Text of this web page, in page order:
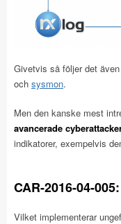
Givetvis så följer det
och sysmon.
Men den kanske mest
avancerade
indikatorer, exempelvis
CAR-2016-04-
Vilket implementerar